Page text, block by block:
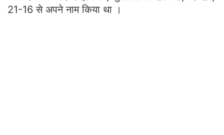
21-16 से अपने नाम किया था ।